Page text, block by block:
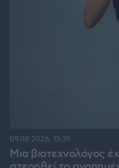
Μια βιοτεχνολόγος
09.08.2026, 15:35